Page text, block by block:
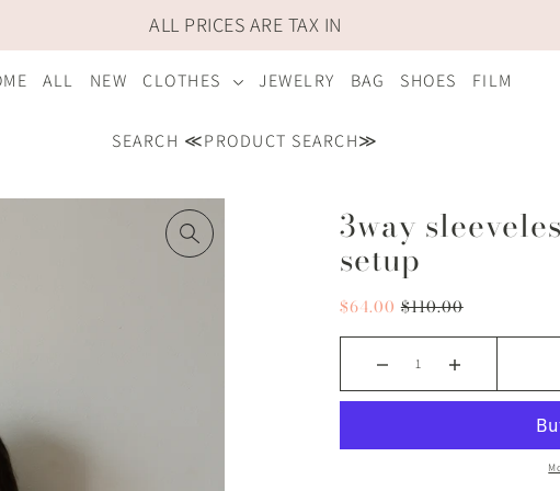
ALL PRICES ARE TAX IN
ALL NEW CLOTHES JEWELRY BAG SHOES FILM
SEARCH ≪PRODUCT SEARCH≫
3way
setup
$64.00 $110.00